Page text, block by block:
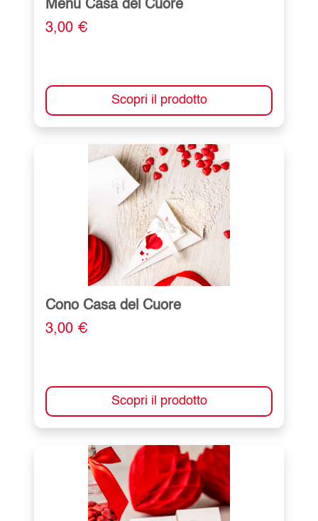
Menù Casa del Cuore
3,00 €
Scopri il prodotto
Cono Casa del Cuore
3,00 €
Scopri il prodotto